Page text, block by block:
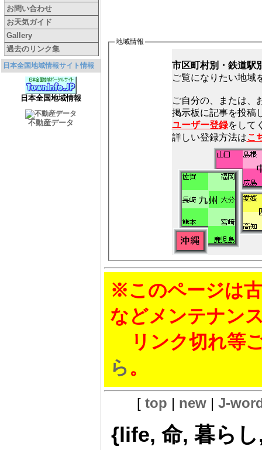
お問い合わせ
お天気ガイド
Gallery
過去のリンク集
日本全国地域情報サイト情報
日本全国地域情報
不動産データ
地域情報
市区町村別・鉄道駅
ご覧になりたい地域
ご自分の、または、
ユーザー登録をして
詳しい登録方法はこ
※このページは
などメンテナン
リンク切れ等
ら。
[ top | new| J-
{life, 命, 暮ら